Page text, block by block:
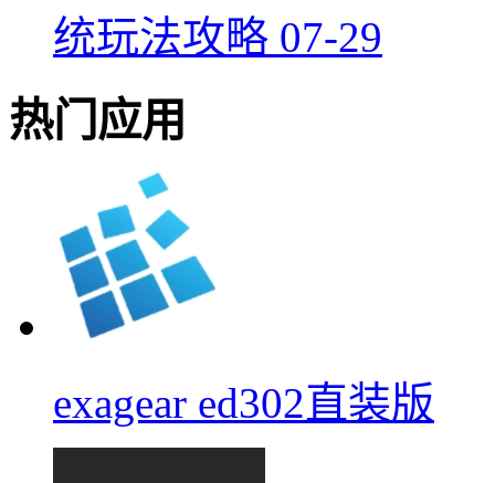
统玩法攻略 07-29
热门应用
exagear ed302直装版